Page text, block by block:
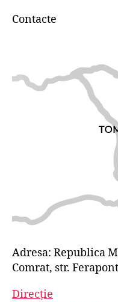
Contacte
Adresa: Republica
Comrat, str.
Direcție